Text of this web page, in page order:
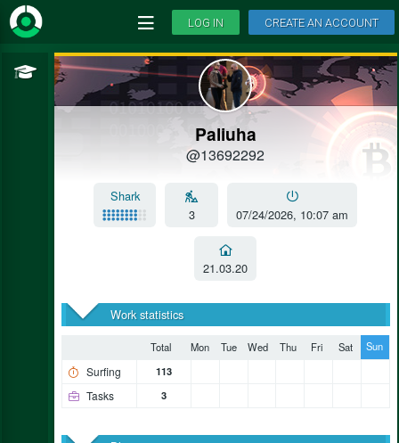
LOG IN CREATE AN ACCOUNT
Paliuha
@13692292
Shark
3
07/24/2026, 10:07 am
21.03.20
Work statistics
Total Mon Tue Wed Thu Fri Sat Sun
Surfing 113
Tasks 3